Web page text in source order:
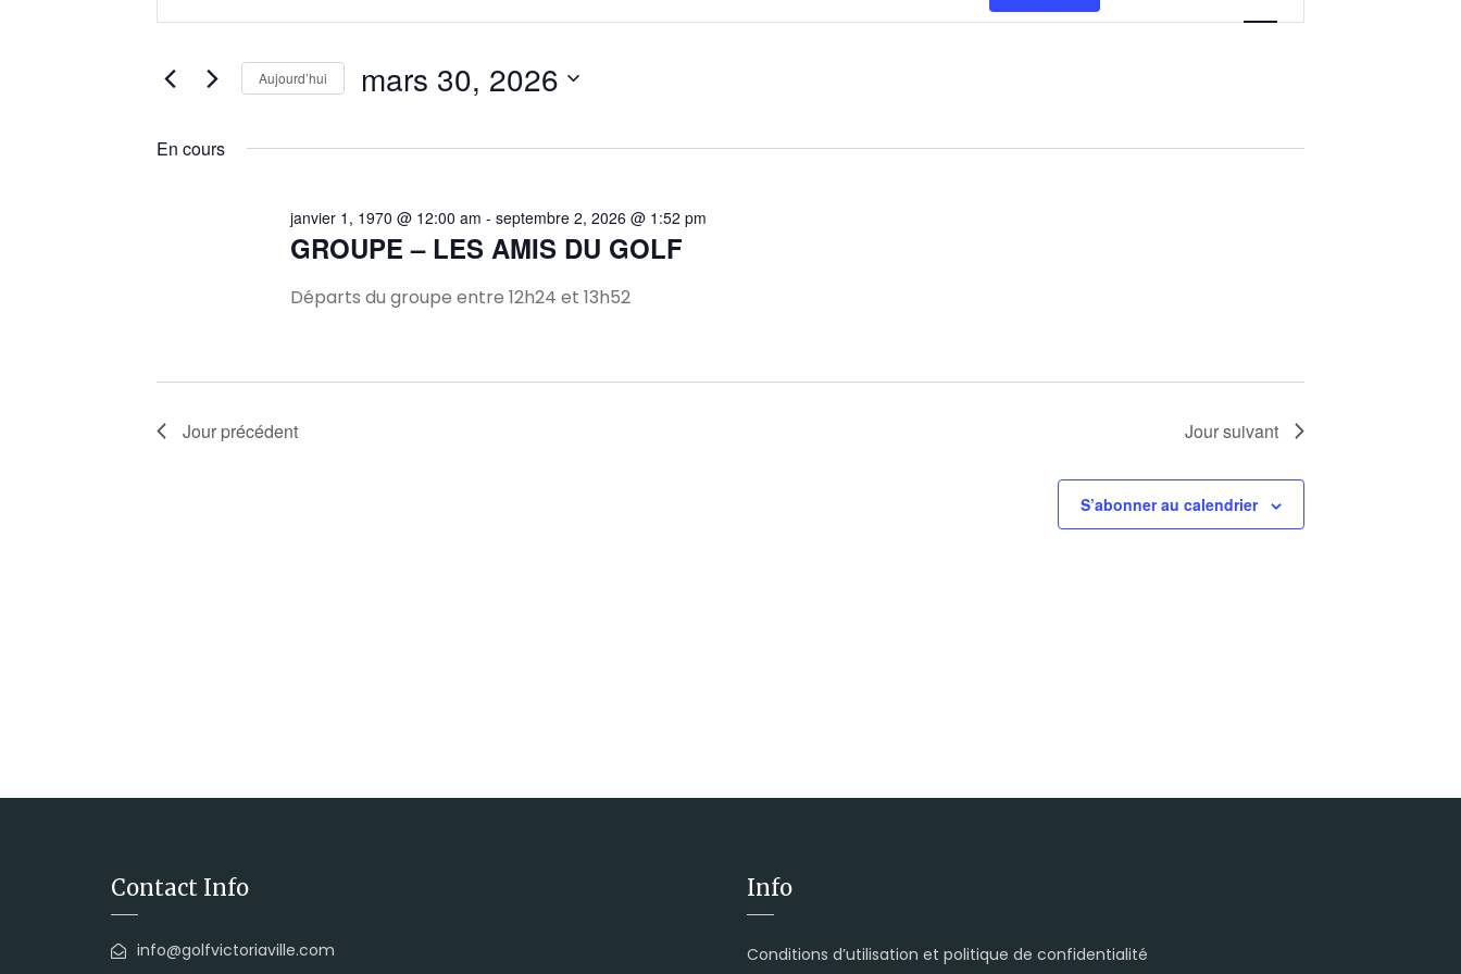
navigation
de
Évènements
Rechercher
Évènements
mot-
de
Évènement
Aujourd’hui mars 30, 2026
En cours
GROUPE – LES AMIS DU GOLF
janvier 1, 1970 @ 12:00 am - septembre 2, 2026 @ 1:52 pm
Départs du groupe entre 12h24 et 13h52
Jour précédent Jour suivant
S’abonner au calendrier
Contact Info
info@golfvictoriaville.com
Info
Conditions d’utilisation et politique de confidentialité